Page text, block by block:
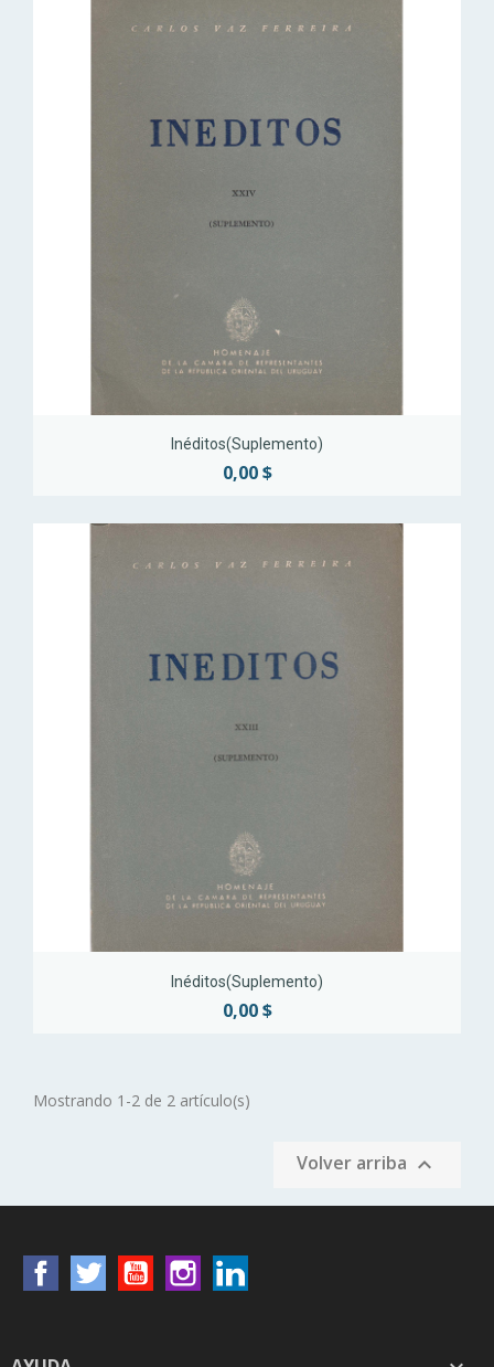
Inéditos(Suplemento)
0,00 $
Inéditos(Suplemento)
0,00 $
Mostrando 1-2 de 2 artículo(s)
Volver arriba 
FacebookTwitter YouTubeInstagram